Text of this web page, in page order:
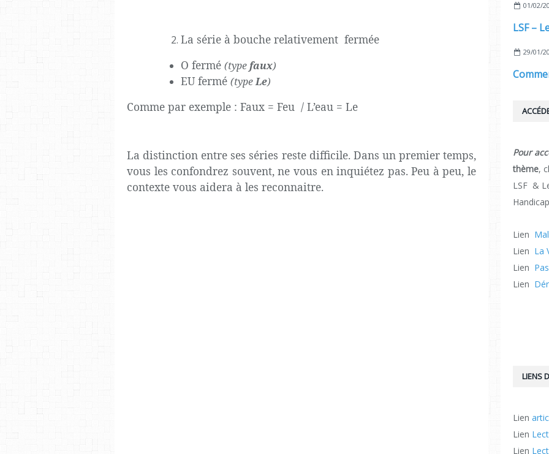
La série à bouche relativement fermée
O fermé (typefaux)
EU fermé (typeLe)
Comme par exemple : Faux = Feu / L’eau = Le
La distinction entre ses séries reste difficile. Dans un premier temps,
vous les confondrez souvent, ne vous en inquiétez pas. Peu à peu, le
contexte vous aidera à les reconnaitre.
01/02/
29/01/
Pour
thème,
LSF &
Lien
Lien La
Lien
Lien
LIENS
Lien
Lien
Lien